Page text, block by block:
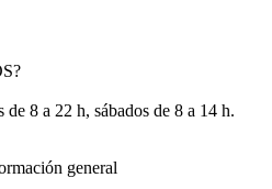
de 8 a 22 h, sábados de 8 a 14 h.
general